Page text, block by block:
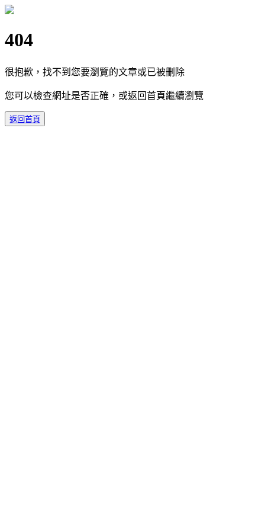
404
很抱歉，找不到您要瀏覽的文章或已被刪除
您可以檢查網址是否正確，或返回首頁繼續瀏覽
返回首頁